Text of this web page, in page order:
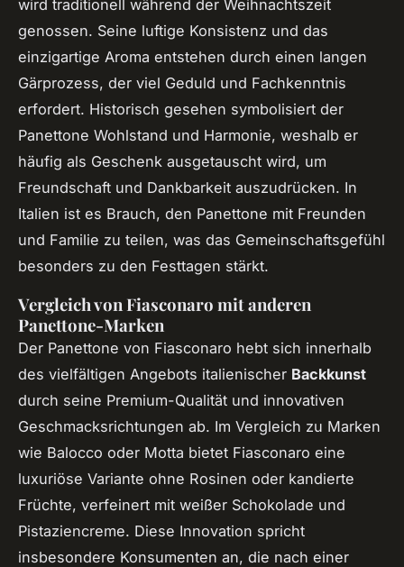
wird traditionell während der Weihnachtszeit
genossen. Seine luftige Konsistenz und das
einzigartige Aroma entstehen durch einen langen
Gärprozess, der viel Geduld und Fachkenntnis
erfordert. Historisch gesehen symbolisiert der
Panettone Wohlstand und Harmonie, weshalb er
häufig als Geschenk ausgetauscht wird, um
Freundschaft und Dankbarkeit auszudrücken. In
Italien ist es Brauch, den Panettone mit Freunden
und Familie zu teilen, was das Gemeinschaftsgefühl
besonders zu den Festtagen stärkt.
Vergleich von Fiasconaro mit anderen
Panettone-Marken
Der Panettone von Fiasconaro hebt sich innerhalb
des vielfältigen Angebots italienischer Backkunst
durch seine Premium-Qualität und innovativen
Geschmacksrichtungen ab. Im Vergleich zu Marken
wie Balocco oder Motta bietet Fiasconaro eine
luxuriöse Variante ohne Rosinen oder kandierte
Früchte, verfeinert mit weißer Schokolade und
Pistaziencreme. Diese Innovation spricht
insbesondere Konsumenten an, die nach einer